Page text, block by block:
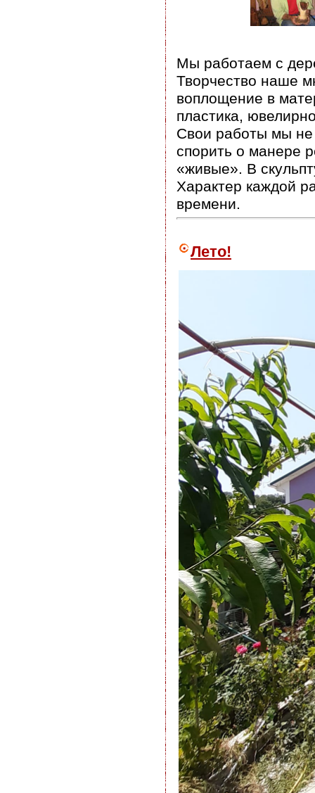
Мы работаем с
Творчество наше
воплощение в
пластика,
Свои работы мы
спорить о манере
«живые». В
Характер каждой
времени.
Лето!